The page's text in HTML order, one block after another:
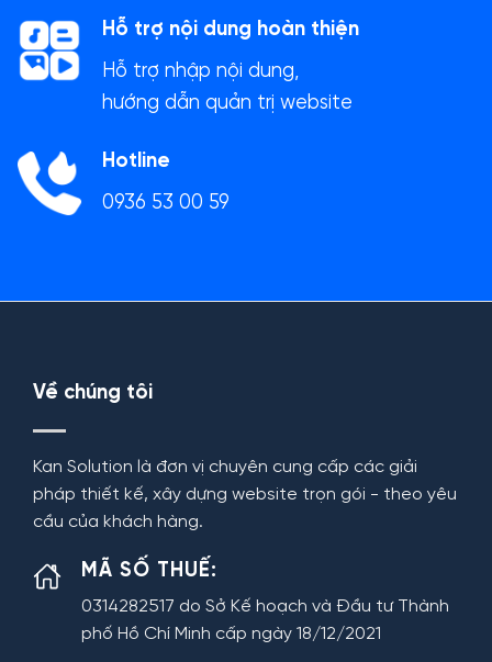
Hỗ trợ nội dung hoàn thiện
Hỗ trợ nhập nội dung,
hướng dẫn quản trị website
Hotline
0936 53 00 59
Về chúng tôi
Kan Solution là đơn vị chuyên cung cấp các giải
pháp thiết kế, xây dựng website trọn gói - theo yêu
cầu của khách hàng.
MÃ SỐ THUẾ:
0314282517 do Sở Kế hoạch và Đầu tư Thành
phố Hồ Chí Minh cấp ngày 18/12/2021